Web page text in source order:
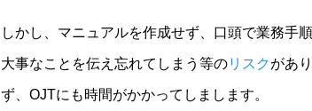
しかし、マニュアルを作成せず、口頭で業務手
大事なことを伝え忘れてしまう等のリスク があ
ず、OJTにも時間がかかってしまします。